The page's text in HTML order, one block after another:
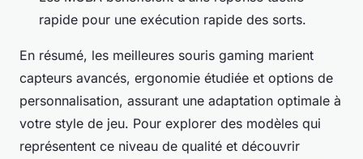
rapide pour une exécution rapide des sorts.
En résumé, les meilleures souris gaming marient
capteurs avancés, ergonomie étudiée et options de
personnalisation, assurant une adaptation optimale à
votre style de jeu. Pour explorer des modèles qui
représentent ce niveau de qualité et découvrir